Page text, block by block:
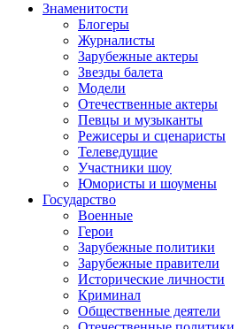
Знаменитости
Блогеры
Журналисты
Зарубежные актеры
Звезды балета
Модели
Отечественные актеры
Певцы и музыканты
Режисеры и сценаристы
Телеведущие
Участники шоу
Юмористы и шоумены
Государство
Военные
Герои
Зарубежные политики
Зарубежные правители
Исторические личности
Криминал
Общественные деятели